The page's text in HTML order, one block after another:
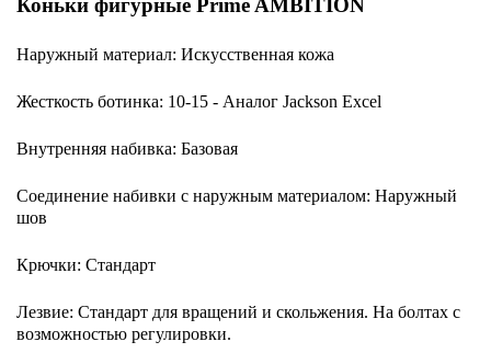
Коньки фигурные Prime AMBITION
Наружный материал: Искусственная кожа
Жесткость ботинка: 10-15 - Аналог Jackson Excel
Внутренняя набивка: Базовая
Соединение набивки с наружным материалом: Наружный
шов
Крючки: Стандарт
Лезвие: Стандарт для вращений и скольжения. На болтах с
возможностью регулировки.